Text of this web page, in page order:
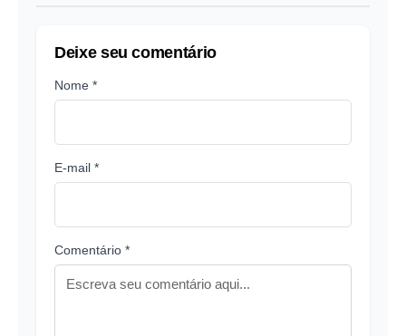
Deixe seu comentário
Nome *
E-mail *
Comentário *